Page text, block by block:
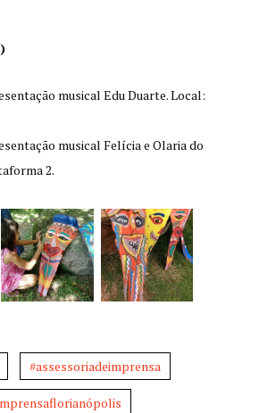
musical Edu Duarte. Local:
musical Felícia e Olaria do
2.
#assessoriadeimprensa